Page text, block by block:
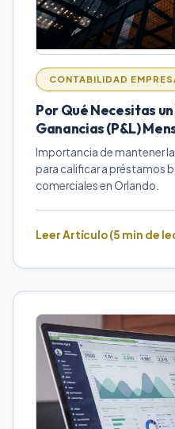
CONTABILIDAD
Por Qué Necesitas
Ganancias (P&L)
Importancia de mantener
para calificar a préstamos
comerciales en Orlando.
Leer Artículo (5 min de